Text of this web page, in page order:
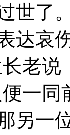
世了
达哀
老
一
另一